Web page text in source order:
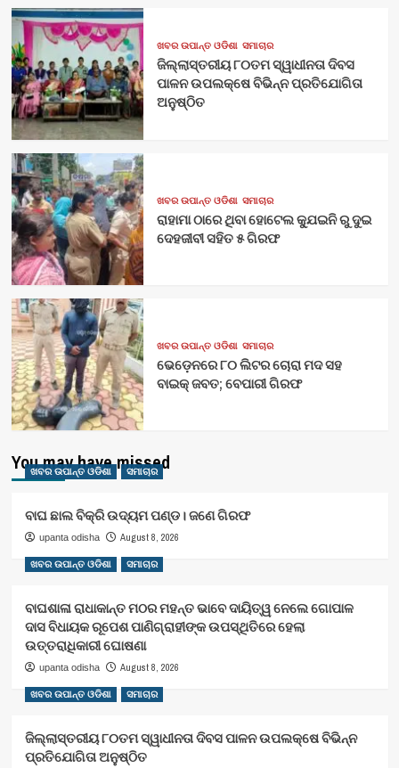
ଖବର ଉପାନ୍ତ ଓଡିଶା ସମାଚାର
ଜିଲ୍ଲାସ୍ତରୀୟ ୮୦ତମ ସ୍ୱାଧୀନତା ଦିବସ
ପାଳନ ଉପଲକ୍ଷେ ବିଭିନ୍ନ ପ୍ରତିଯୋଗିତା
ଅନୁଷ୍ଠିତ
ଖବର ଉପାନ୍ତ ଓଡିଶା ସମାଚାର
ରାହାମା ଠାରେ ଥିବା ହୋଟେଲ କ୍ଯୁଇନି ରୁ ଦୁଇ
ଦେହଜୀବୀ ସହିତ ୫ ଗିରଫ
ଖବର ଉପାନ୍ତ ଓଡିଶା ସମାଚାର
ଭେଡ଼େନରେ ୮୦ ଲିଟର ଚୋରା ମଦ ସହ
ବାଇକ୍ ଜବତ; ବେପାରୀ ଗିରଫ
You may have missed
ଖବର ଉପାନ୍ତ ଓଡିଶା ସମାଚାର
ବାଘ ଛାଲ ବିକ୍ରି ଉଦ୍ୟମ ପଣ୍ଡ। ଜଣେ ଗିରଫ
upanta odisha August 8, 2026
ଖବର ଉପାନ୍ତ ଓଡିଶା ସମାଚାର
ବାଘଶାଳା ରାଧାକାନ୍ତ ମଠର ମହନ୍ତ ଭାବେ ଦାୟିତ୍ୱ ନେଲେ ଗୋପାଳ
ଦାସ ବିଧାୟକ ରୂପେଶ ପାଣିଗ୍ରାହୀଙ୍କ ଉପସ୍ଥିତିରେ ହେଲା
ଉତ୍ତରାଧିକାରୀ ଘୋଷଣା
upanta odisha August 8, 2026
ଖବର ଉପାନ୍ତ ଓଡିଶା ସମାଚାର
ଜିଲ୍ଲାସ୍ତରୀୟ ୮୦ତମ ସ୍ୱାଧୀନତା ଦିବସ ପାଳନ ଉପଲକ୍ଷେ ବିଭିନ୍ନ
ପ୍ରତିଯୋଗିତା ଅନୁଷ୍ଠିତ